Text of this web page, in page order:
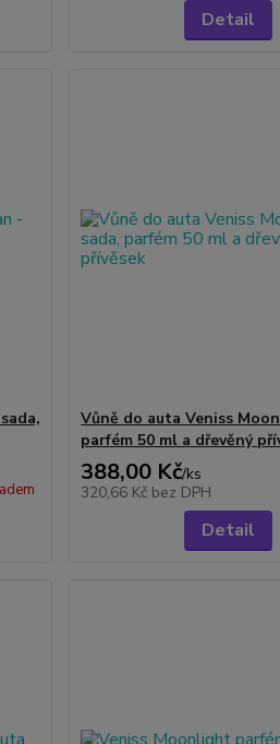
Detail
Vůně do auta Veniss
parfém 50 ml a dřevěný
388,00 Kč/ks
320,66 Kč bez DPH
Detail